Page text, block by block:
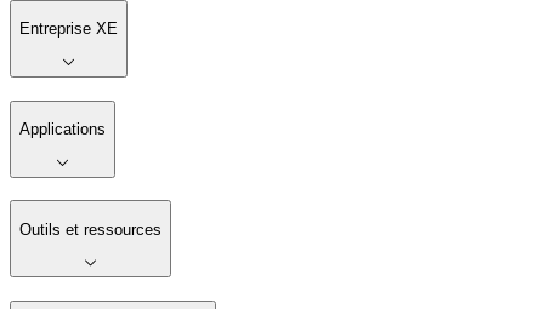
Entreprise XE
Applications
Outils et ressources